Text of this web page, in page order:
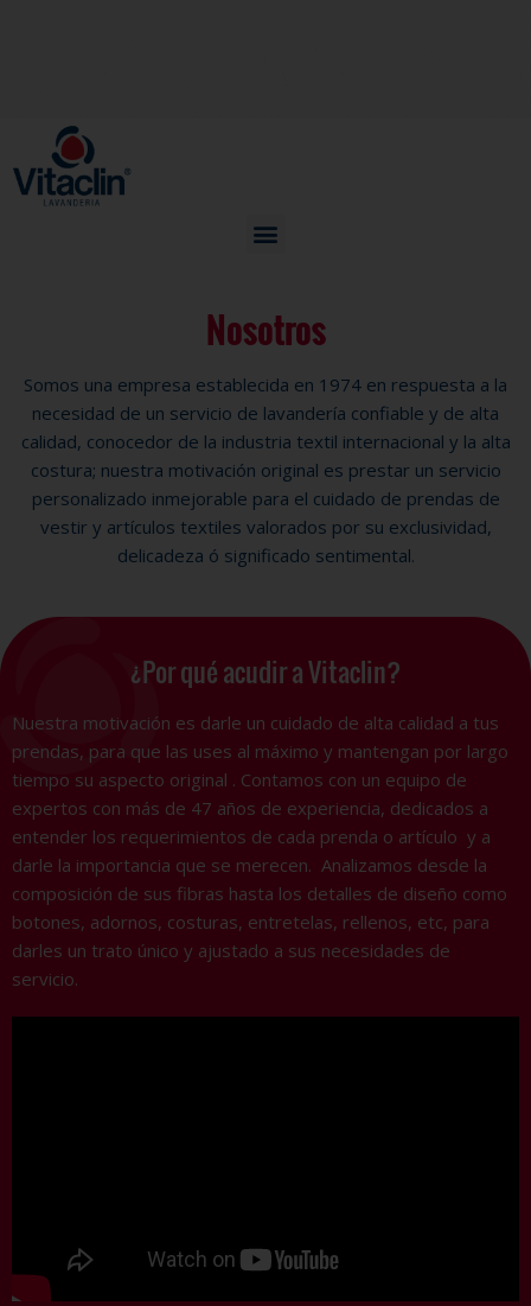
Nosotros
Somos una empresa establecida en 1974 en respuesta a la
necesidad de un servicio de lavandería confiable y de alta
calidad, conocedor de la industria textil internacional y la alta
costura; nuestra motivación original es prestar un servicio
personalizado inmejorable para el cuidado de prendas de
vestir y artículos textiles valorados por su exclusividad,
delicadeza ó significado sentimental.
¿Por qué acudir a Vitaclin?
Nuestra motivación es darle un cuidado de alta calidad a tus
prendas, para que las uses al máximo y mantengan por largo
tiempo su aspecto original . Contamos con un equipo de
expertos con más de 47 años de experiencia, dedicados a
entender los requerimientos de cada prenda o artículo y a
darle la importancia que se merecen. Analizamos desde la
composición de sus fibras hasta los detalles de diseño como
botones, adornos, costuras, entretelas, rellenos, etc, para
darles un trato único y ajustado a sus necesidades de
servicio.